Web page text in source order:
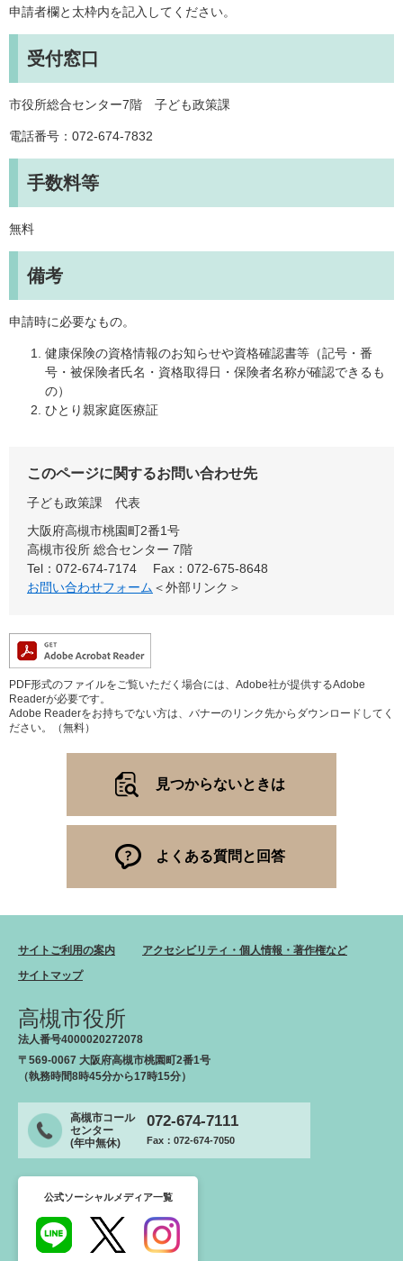
申請者欄と太枠内を記入してください。
受付窓口
市役所総合センター7階 子ども政策課
電話番号：072-674-7832
手数料等
無料
備考
申請時に必要なもの。
健康保険の資格情報のお知らせや資格確認書等（記号・番
号・被保険者氏名・資格取得日・保険者名称が確認できるも
の）
ひとり親家庭医療証
このページに関するお問い合わせ先
子ども政策課
代表
大阪府高槻市桃園町2番1号
高槻市役所 総合センター 7階
Tel：072-674-7174
Fax：072-675-8648
お問い合わせフォーム ＜外部リンク＞
PDF形式のファイルをご覧いただく場合には、Adobe社が提供するAdobe
Readerが必要です。
Adobe Readerをお持ちでない方は、バナーのリンク先からダウンロードしてく
ださい。（無料）
見つからないときは
よくある質問と回答
サイトご利用の案内
アクセシビリティ・個人情報・著作権など
サイトマップ
高槻市役所
法人番号4000020272078
〒569-0067 大阪府高槻市桃園町2番1号
（執務時間8時45分から17時15分）
高槻市コール
センター
(年中無休)
072-674-7111
Fax：072-674-7050
公式ソーシャルメディア一覧